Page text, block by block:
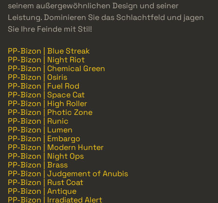
seinem außergewöhnlichen Design und seiner
Leistung. Dominieren Sie das Schlachtfeld und jagen
Sie Ihre Feinde mit Stil!
PP-Bizon | Blue Streak
PP-Bizon | Night Riot
PP-Bizon | Chemical Green
PP-Bizon | Osiris
PP-Bizon | Fuel Rod
PP-Bizon | Space Cat
PP-Bizon | High Roller
PP-Bizon | Photic Zone
PP-Bizon | Runic
PP-Bizon | Lumen
PP-Bizon | Embargo
PP-Bizon | Modern Hunter
PP-Bizon | Night Ops
PP-Bizon | Brass
PP-Bizon | Judgement of Anubis
PP-Bizon | Rust Coat
PP-Bizon | Antique
PP-Bizon | Irradiated Alert